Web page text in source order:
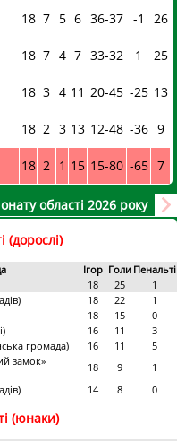
18 7 5 6 36-37 -1 26
18 7 4 7 33-32 1 25
18 3 4 11 20-45 -25 13
18 2 3 13 12-48 -36 9
18 2 1 15 15-80 -65 7
області 2026 року
(дорослі)
Ігор Голи Пенальті
18 25
1
18 22
1
18 15
0
16 11
3
громада) 16 11
5
замок»
18 9
1
14 8 0
(юнаки)